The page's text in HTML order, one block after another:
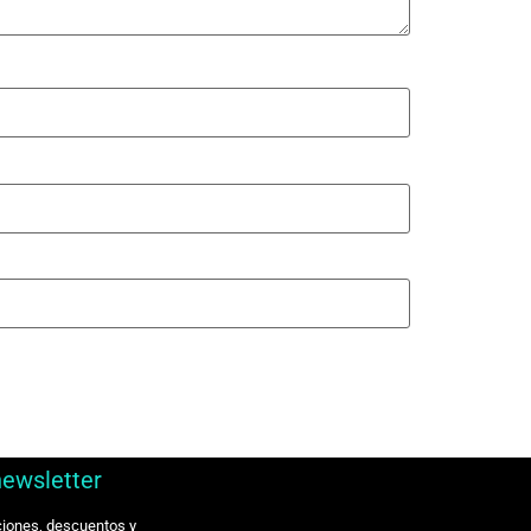
descuentos y